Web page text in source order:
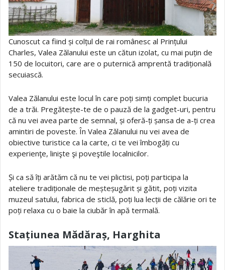
Cunoscut ca fiind și colțul de rai românesc al Prințului
Charles, Valea Zălanului este un cătun izolat, cu mai puțin de
150 de locuitori, care are o puternică amprentă tradițională
secuiască.
Valea Zălanului este locul în care poți simți complet bucuria
de a trăi. Pregătește-te de o pauză de la gadget-uri, pentru
că nu vei avea parte de semnal, și oferă-ți șansa de a-ți crea
amintiri de poveste. În Valea Zălanului nu vei avea de
obiective turistice ca la carte, ci te vei îmbogăți cu
experienţe, linişte şi poveştile localnicilor.
Și ca să îți arătăm că nu te vei plictisi, poți participa la
ateliere tradiționale de meșteșugărit și gătit, poți vizita
muzeul satului, fabrica de sticlă, poți lua lecții de călărie ori te
poți relaxa cu o baie la ciubăr în apă termală.
Stațiunea Mădăraș, Harghita